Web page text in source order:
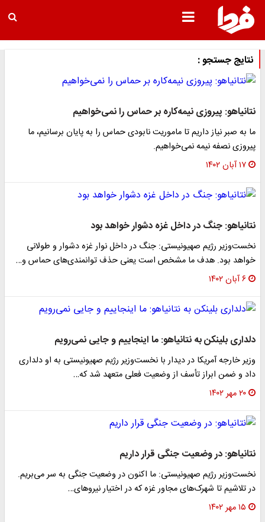
نتایج جستجو :
نتانیاهو: پیروزی نیمه‌کاره بر حماس را نمی‌خواهیم
ما به صبر نیاز داریم تا ماموریت نابودی حماس را به پایان برسانیم، ما
پیروزی نصفه نیمه نمی‌خواهیم.
۱۷ آبان ۱۴۰۲
نتانیاهو: جنگ در داخل غزه دشوار خواهد بود
نخست‌وزیر رژیم صهیونیستی: جنگ در داخل نوار غزه دشوار و طولانی
خواهد بود. هدف ما مشخص است یعنی حذف توانمندی‌های حماس و…
۶ آبان ۱۴۰۲
دلداری بلینکن به نتانیاهو: ما اینجاییم و جایی نمی‌رویم
وزیر خارجه آمریکا در دیدار با نخست‌وزیر رژیم صهیونیستی به او دلداری
داد و ضمن ابراز تأسف از وضعیت فعلی متعهد شد که…
۲۰ مهر ۱۴۰۲
نتانیاهو: در وضعیت جنگی قرار داریم
نخست‌وزیر رژیم صهیونیستی: ما اکنون در وضعیت جنگی به سر می‌بریم.
در تلاشیم تا شهرک‌های مجاور غزه که در اختیار نیروهای…
۱۵ مهر ۱۴۰۲